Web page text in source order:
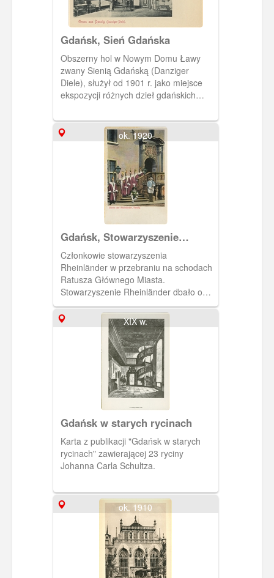
Gdańsk, Sień Gdańska
Obszerny hol w Nowym Domu Ławy
zwany Sienią Gdańską (Danziger
Diele), służył od 1901 r. jako miejsce
ekspozycji różnych dzieł gdańskich
pochodzące kolekcji Lessera
Giełdzińskiego.ok. 1920
Gdańsk, Stowarzyszenie
Rheinländer (Nadrenii)
Członkowie stowarzyszenia
Rheinländer w przebraniu na schodach
Ratusza Głównego Miasta.
Stowarzyszenie Rheinländer dbało o
zachowanie i utrzymywanie rytuałów
(Nadreńskich) obchodzenia karnawału.
Były to m.in. palenie słomianych kukieł,
toczenie płonącego koła z góry w dolinę
czy karnawałowa kąpiel na czczo w
celach zdrowotnych.
XIX w.
Gdańsk w starych rycinach
Karta z publikacji "Gdańsk w starych
rycinach" zawierającej 23 ryciny
Johanna Carla Schultza.
ok. 1910